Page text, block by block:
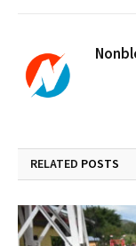
RELATED POSTS